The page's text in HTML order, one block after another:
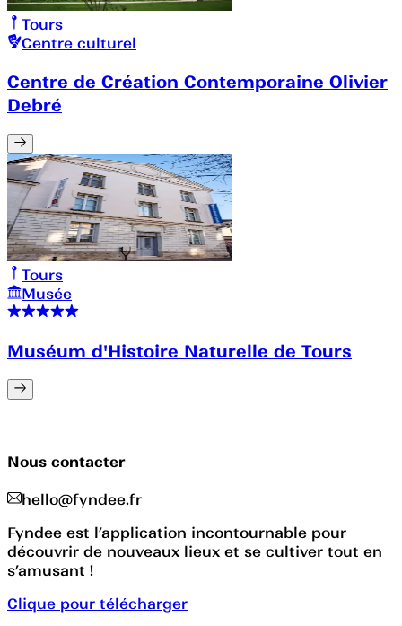
Tours
Centre culturel
Centre de Création Contemporaine Olivier
Debré
Tours
Musée
Muséum d'Histoire Naturelle de Tours
Nous contacter
hello@fyndee.fr
Fyndee est l’application incontournable pour
découvrir de nouveaux lieux et se cultiver tout en
s’amusant !
Clique pour télécharger